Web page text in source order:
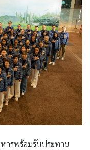
ารพร้อมรับประทาน